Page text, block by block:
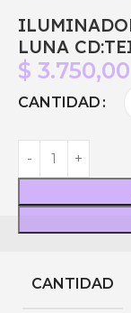
LUNA
$ 3.750,00
CANTIDAD
CANTIDAD